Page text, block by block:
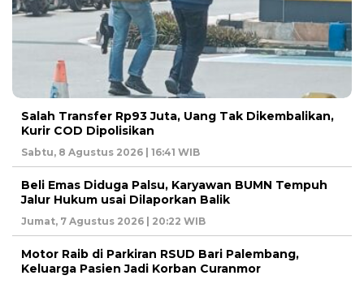
Salah Transfer Rp93 Juta, Uang Tak Dikembalikan,
Kurir COD Dipolisikan
Sabtu, 8 Agustus 2026 | 16:41 WIB
Beli Emas Diduga Palsu, Karyawan BUMN Tempuh
Jalur Hukum usai Dilaporkan Balik
Jumat, 7 Agustus 2026 | 20:22 WIB
Motor Raib di Parkiran RSUD Bari Palembang,
Keluarga Pasien Jadi Korban Curanmor